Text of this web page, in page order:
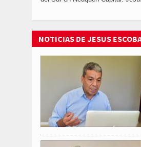
NOTICIAS DE JESUS